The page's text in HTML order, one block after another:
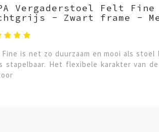
Vergaderstoel Felt
- Zwart frame -
is net zo duurzaam en mooi als
stapelbaar. Het flexibele karakter van